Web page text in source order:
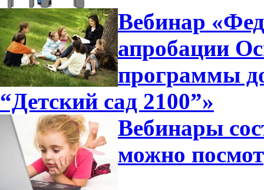
Вебинар
апробации
программы
“Детский сад 2100”»
Вебинары
можно